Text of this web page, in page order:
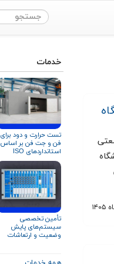
خدمات
تست حرارت و دود برای
فن و جت‌‌ فن‌ بر اساس
استانداردهای ISO
۲۱۹۲۷ و EN ۱۲۱۰۱
تأمین تخصصی
سیستم‌های پایش
وضعیت و ارتعاشات